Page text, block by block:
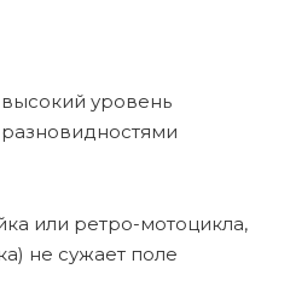
уровень
или ретро-мотоцикла,
не сужает поле